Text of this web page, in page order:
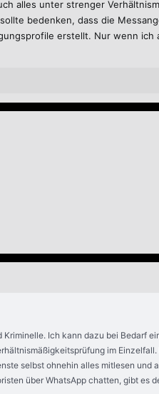
Inneres) öffentlich über den
der Ständigen Vertreter
alles unter strenger
bedenken, dass die
erstellt. Nur wenn
Ich kann dazu bei Bedarf
im
selbst ohnehin alles mitlesen
über WhatsApp chatten, gibt es